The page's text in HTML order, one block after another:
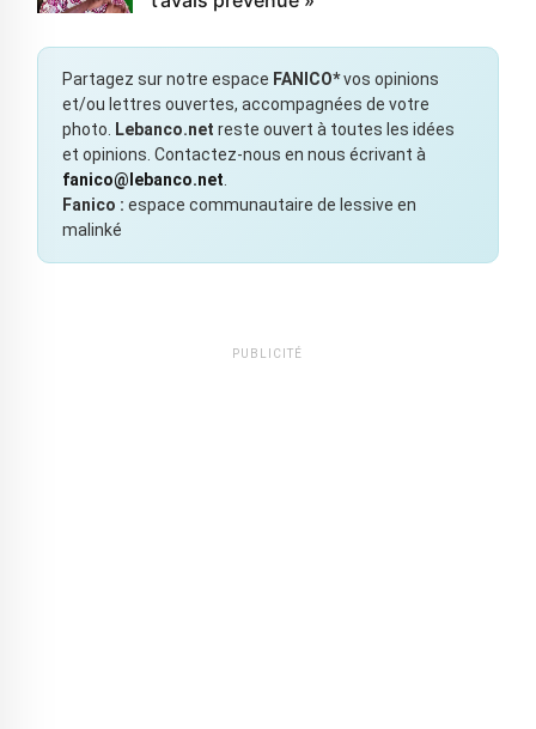
Partagez sur notre espace FANICO*vos opinions
et/ou lettres ouvertes, accompagnées de votre
photo.
Lebanco.net reste ouvert à toutes les idées
et opinions. Contactez-nous en nous écrivant à
fanico@lebanco.net
Fanico : espace communautaire de lessive en
malinké
PUBLICITÉ